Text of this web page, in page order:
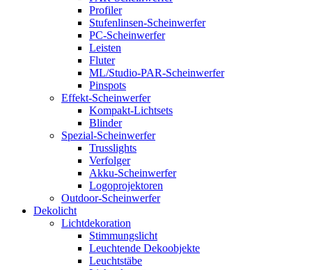
Profiler
Stufenlinsen-Scheinwerfer
PC-Scheinwerfer
Leisten
Fluter
ML/Studio-PAR-Scheinwerfer
Pinspots
Effekt-Scheinwerfer
Kompakt-Lichtsets
Blinder
Spezial-Scheinwerfer
Trusslights
Verfolger
Akku-Scheinwerfer
Logoprojektoren
Outdoor-Scheinwerfer
Dekolicht
Lichtdekoration
Stimmungslicht
Leuchtende Dekoobjekte
Leuchtstäbe